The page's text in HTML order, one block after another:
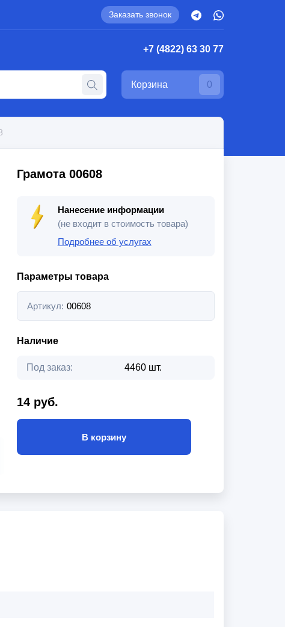
Заказать звонок
+7 (4822) 63 30 77
Корзина 0
Грамота 00608
Нанесение информации
(не входит в стоимость товара)
Подробнее об услугах
Параметры товара
Артикул: 00608
Наличие
Под заказ: 4460 шт.
14 руб.
В корзину